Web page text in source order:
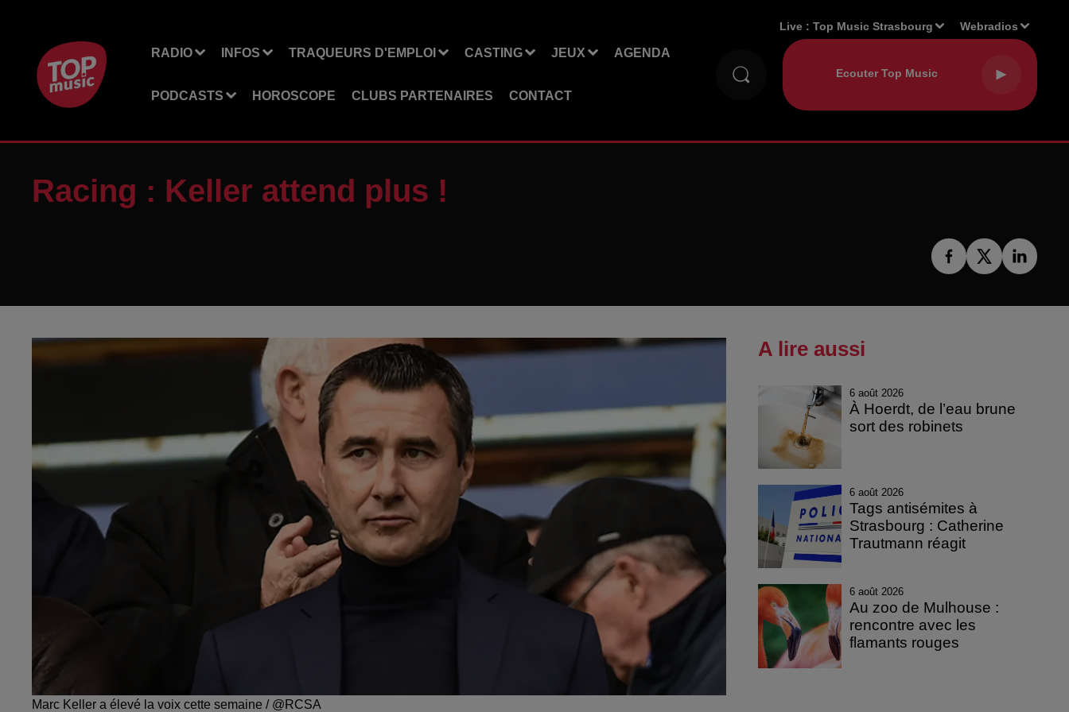
RADIO INFOS TRAQUEURS D'EMPLOI CASTING JEUX AGENDA
PODCASTS HOROSCOPE CLUBS PARTENAIRES CONTACT
Live :Top Music Strasbourg Webradios
Racing : Keller attend plus !
Marc Keller a élevé la voix cette semaine / @RCSA
A lire aussi
6 août 2026
À Hoerdt, de l’eau brune
sort des robinets
6 août 2026
Tags antisémites à
Strasbourg : Catherine
Trautmann réagit
6 août 2026
Au zoo de Mulhouse :
rencontre avec les
flamants rouges